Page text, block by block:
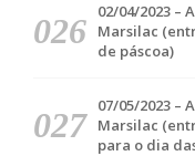
02/04/2023 –
Marsilac
de páscoa)
07/05/2023 –
Marsilac
para o dia